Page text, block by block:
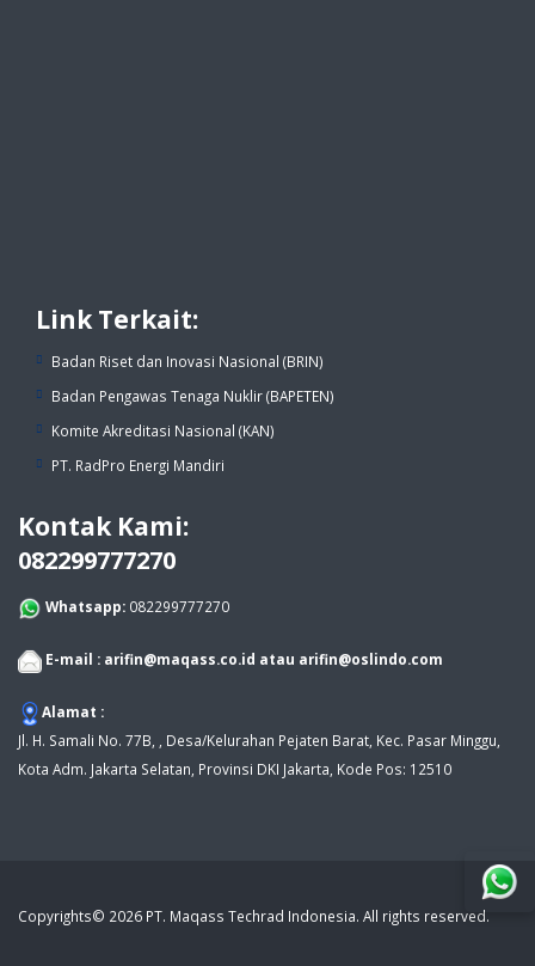
Link Terkait:
Badan Riset dan Inovasi Nasional (BRIN)
Badan Pengawas Tenaga Nuklir (BAPETEN)
Komite Akreditasi Nasional (KAN)
PT. RadPro Energi Mandiri
Kontak Kami:
082299777270
Whatsapp: 082299777270
E-mail : arifin@maqass.co.id atau arifin@oslindo.com
Alamat :
Jl. H. Samali No. 77B, , Desa/Kelurahan Pejaten Barat, Kec. Pasar Minggu,
Kota Adm. Jakarta Selatan, Provinsi DKI Jakarta, Kode Pos: 12510
Copyrights© 2026 PT. Maqass Techrad Indonesia. All rights reserved.